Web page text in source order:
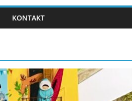
KONTAKT